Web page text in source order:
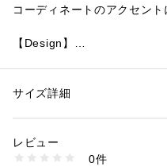
コーディネートのアクセン
【Design】
軽やかな質感ながら、しっ
ムが上品なアクセント。リ
日の気分に合わせてシンプ
性別：レディース
素材：本体 : ポリプロピレン
洗濯：-
※詳しい洗濯方法については、商
サイズ詳細
レビュー
0件